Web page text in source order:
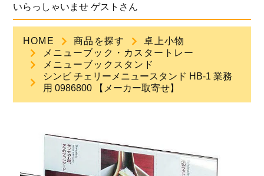
新規登録
商品一覧
ご利用ガイド
よくある質問
いらっしゃいませ ゲストさん
HOME 商品を探す
卓上小物
メニューブック・カスタートレー
メニューブックスタンド
シンビ チェリーメニュースタンド HB-1 業務
用 0986800 【メーカー取寄せ】